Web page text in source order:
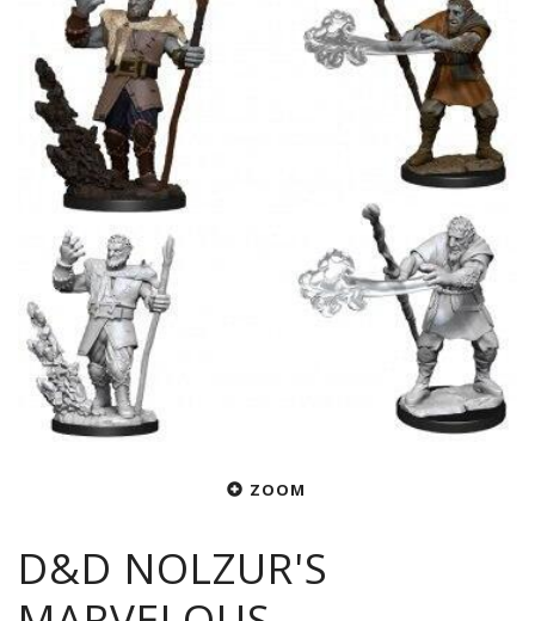
ZOOM
D&D NOLZUR'S